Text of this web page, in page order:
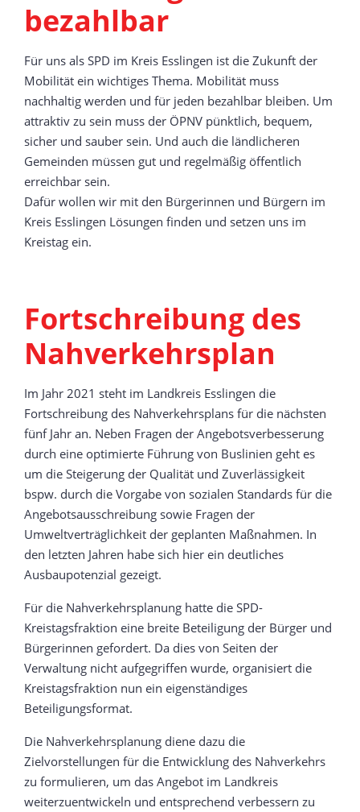
bezahlbar
Für uns als SPD im Kreis Esslingen ist die Zukunft der
Mobilität ein wichtiges Thema. Mobilität muss
nachhaltig werden und für jeden bezahlbar bleiben. Um
attraktiv zu sein muss der ÖPNV pünktlich, bequem,
sicher und sauber sein. Und auch die ländlicheren
Gemeinden müssen gut und regelmäßig öffentlich
erreichbar sein.
Dafür wollen wir mit den Bürgerinnen und Bürgern im
Kreis Esslingen Lösungen finden und setzen uns im
Kreistag ein.
Fortschreibung des
Nahverkehrsplan
Im Jahr 2021 steht im Landkreis Esslingen die
Fortschreibung des Nahverkehrsplans für die nächsten
fünf Jahr an. Neben Fragen der Angebotsverbesserung
durch eine optimierte Führung von Buslinien geht es
um die Steigerung der Qualität und Zuverlässigkeit
bspw. durch die Vorgabe von sozialen Standards für die
Angebotsausschreibung sowie Fragen der
Umweltverträglichkeit der geplanten Maßnahmen. In
den letzten Jahren habe sich hier ein deutliches
Ausbaupotenzial gezeigt.
Für die Nahverkehrsplanung hatte die SPD-
Kreistagsfraktion eine breite Beteiligung der Bürger und
Bürgerinnen gefordert. Da dies von Seiten der
Verwaltung nicht aufgegriffen wurde, organisiert die
Kreistagsfraktion nun ein eigenständiges
Beteiligungsformat.
Die Nahverkehrsplanung diene dazu die
Zielvorstellungen für die Entwicklung des Nahverkehrs
zu formulieren, um das Angebot im Landkreis
weiterzuentwickeln und entsprechend verbessern zu